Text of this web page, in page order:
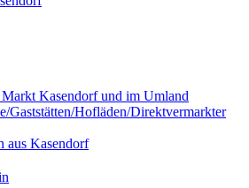
Kasendorf und im Umland
Gaststätten/Hofläden/Direktvermarkter
aus Kasendorf